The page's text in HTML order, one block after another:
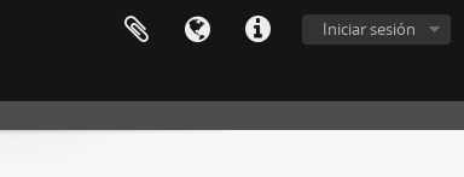
Iniciar sesión